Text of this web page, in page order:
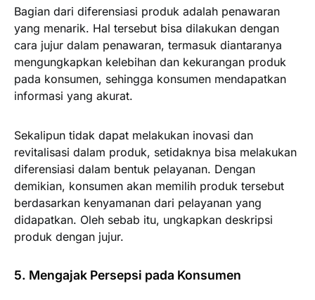
Bagian dari diferensiasi produk adalah penawaran
yang menarik. Hal tersebut bisa dilakukan dengan
cara jujur dalam penawaran, termasuk diantaranya
mengungkapkan kelebihan dan kekurangan produk
pada konsumen, sehingga konsumen mendapatkan
informasi yang akurat.
Sekalipun tidak dapat melakukan inovasi dan
revitalisasi dalam produk, setidaknya bisa melakukan
diferensiasi dalam bentuk pelayanan. Dengan
demikian, konsumen akan memilih produk tersebut
berdasarkan kenyamanan dari pelayanan yang
didapatkan. Oleh sebab itu, ungkapkan deskripsi
produk dengan jujur.
5. Mengajak Persepsi pada Konsumen